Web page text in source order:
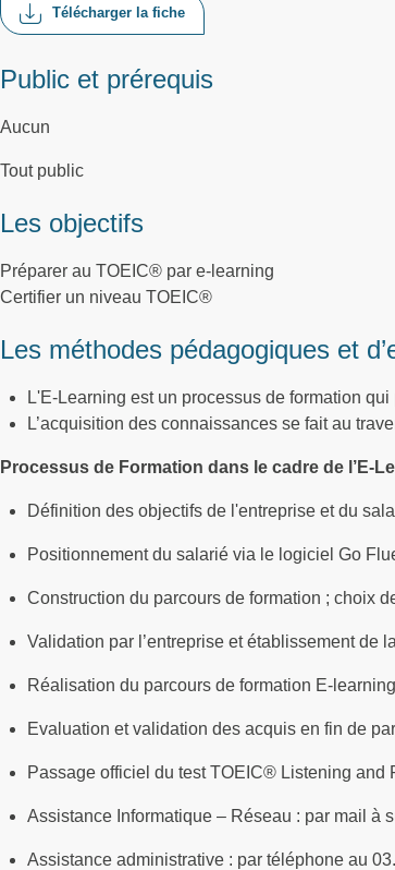
Télécharger la fiche
Public et prérequis
Aucun
Tout public
Les objectifs
Préparer au TOEIC® par e-learning
Certifier un niveau TOEIC®
Les méthodes pédagogiques et
L'E-Learning est un processus de formation
L’acquisition des connaissances se fait au
Processus de Formation dans le cadre de l’E-
Définition des objectifs de l'entreprise et du
Positionnement du salarié via le logiciel Go
Construction du parcours de formation ; choix
Validation par l’entreprise et établissement de
Réalisation du parcours de formation E-
Evaluation et validation des acquis en fin de
Passage officiel du test TOEIC® Listening and
Assistance Informatique – Réseau : par mail à
Assistance administrative : par téléphone au